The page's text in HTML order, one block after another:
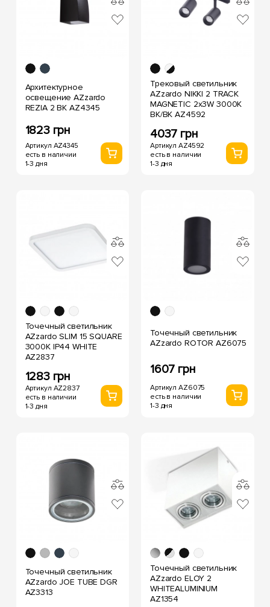
Архитектурное
освещение AZzardo
REZIA 2 BK AZ4345
1823 грн
Артикул AZ4345
есть в наличии
1-3 дня
Трековый светильник
AZzardo NIKKI 2 TRACK
MAGNETIC 2x3W 3000K
BK/BK AZ4592
4037 грн
Артикул AZ4592
есть в наличии
1-3 дня
Точечный светильник
AZzardo SLIM 15 SQUARE
3000K IP44 WHITE
AZ2837
1283 грн
Артикул AZ2837
есть в наличии
1-3 дня
Точечный светильник
AZzardo ROTOR AZ6075
1607 грн
Артикул AZ6075
есть в наличии
1-3 дня
Точечный светильник
AZzardo JOE TUBE DGR
AZ3313
Точечный светильник
AZzardo ELOY 2
WHITEALUMINIUM
AZ1354